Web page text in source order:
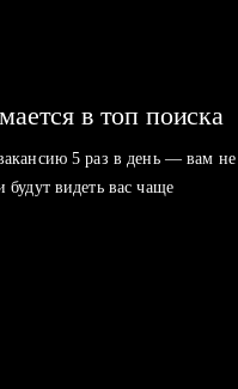
в топ поиска
5 раз в день — вам
будут видеть вас чаще